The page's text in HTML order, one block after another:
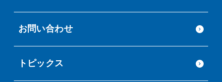
お問い合わせ
トピックス